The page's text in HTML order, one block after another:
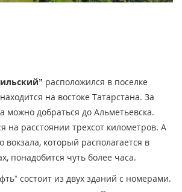
расположился в поселке
на востоке Татарстана. За
можно добраться до Альметьевска.
на расстоянии трехсот километров. А
вокзала, который располагается в
понадобится чуть более часа.
состоит из двух зданий с номерами.